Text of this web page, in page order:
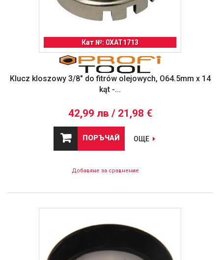
Кат №: 0XAT1713
Klucz kloszowy 3/8" do fitrów olejowych, O64.5mm x 14
kąt -...
42,99 лв / 21,98 €
ПОРЪЧАЙ ОЩЕ
Добавяне за сравнение